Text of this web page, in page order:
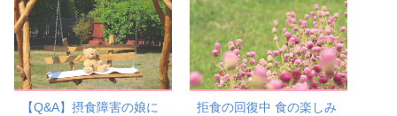
【Q&A】摂食障害の娘に
拒食の回復中 食の楽しみ